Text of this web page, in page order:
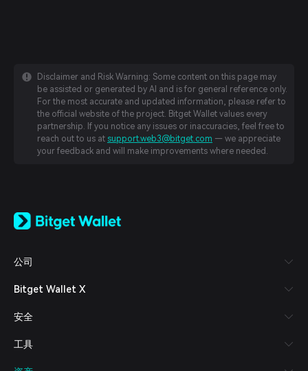
Disclaimer and Risk Warning: Some content on this page may
be assisted or generated by AI and is for general reference only.
For the most accurate and updated information, please refer to
the official website of the project. Bitget Wallet values every
partnership. If you notice any issues or inaccuracies, feel free to
reach out to us at support.web3@bitget.com — we appreciate
your feedback and will make improvements where needed.
日本語
Español (Latinoamérica)
Italiano
Deutsch
繁體中文
公司
Bitget Wallet X
安全
工具